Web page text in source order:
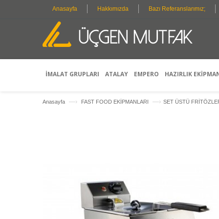
Anasayfa Hakkımızda Bazı Referanslarımız;
İMALAT GRUPLARI ATALAY EMPERO HAZIRLIK
Anasayfa —› FAST FOOD EKİPMANLARI —› SET ÜSTÜ